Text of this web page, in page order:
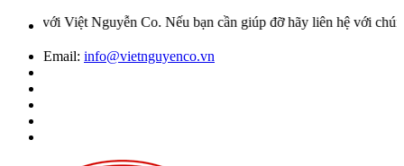
Co. Nếu bạn cần giúp đỡ hãy liên hệ với chúng tôi qua
Email: info@vietnguyenco.vn